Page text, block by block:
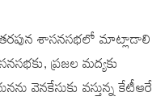
తరపున శాసనసభలో మాట్లాడాలి
ప్రజల మద్యకు
వెనకేసుకు వస్తున్న కేటీఆరే